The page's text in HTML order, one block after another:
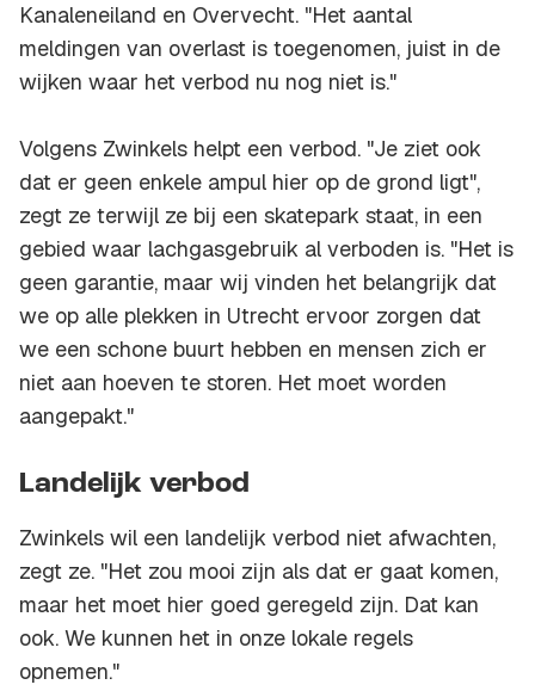
Kanaleneiland en Overvecht. "Het aantal
meldingen van overlast is toegenomen, juist in de
wijken waar het verbod nu nog niet is."
Volgens Zwinkels helpt een verbod. "Je ziet ook
dat er geen enkele ampul hier op de grond ligt",
zegt ze terwijl ze bij een skatepark staat, in een
gebied waar lachgasgebruik al verboden is. "Het is
geen garantie, maar wij vinden het belangrijk dat
we op alle plekken in Utrecht ervoor zorgen dat
we een schone buurt hebben en mensen zich er
niet aan hoeven te storen. Het moet worden
aangepakt."
Landelijk verbod
Zwinkels wil een landelijk verbod niet afwachten,
zegt ze. "Het zou mooi zijn als dat er gaat komen,
maar het moet hier goed geregeld zijn. Dat kan
ook. We kunnen het in onze lokale regels
opnemen."